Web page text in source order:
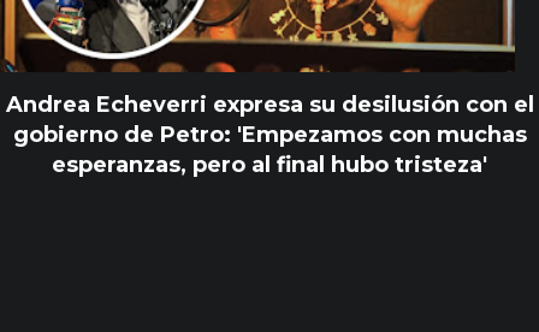
Andrea Echeverri expresa su desilusión con el
gobierno de Petro: 'Empezamos con muchas
esperanzas, pero al final hubo tristeza'